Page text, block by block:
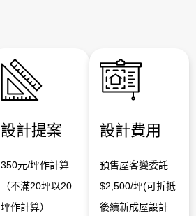
設計提案
350元/坪作計算
（不滿20坪以20
坪作計算）
設計費用
預售屋客變委託
$2,500/坪(可折抵
後續新成屋設計